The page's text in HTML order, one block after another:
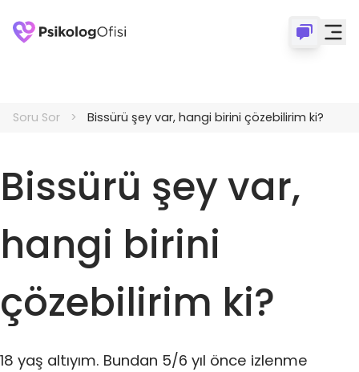
Soru Sor Bissürü şey var, hangi birini çözebilirim ki?
Bissürü şey var,
hangi birini
çözebilirim ki?
18 yaş altıyım. Bundan 5/6 yıl önce izlenme